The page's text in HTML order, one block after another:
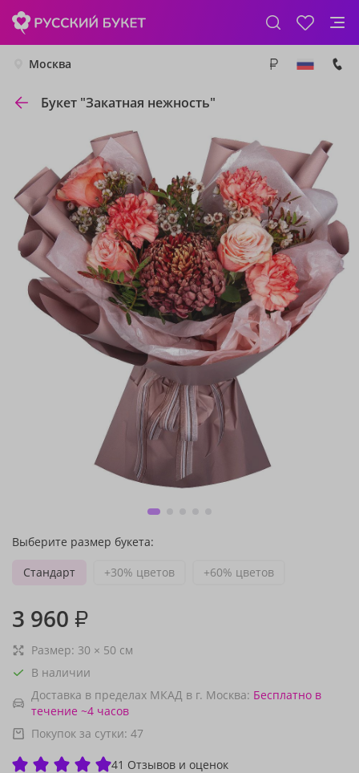
Москва
Букет "Закатная нежность"
Выберите размер букета:
Стандарт
+30% цветов +60% цветов
3 960 ₽
Размер: 30 × 50 см
В наличии
Доставка в пределах МКАД в г. Москва: Бесплатно в
течение ~4 часов
Покупок за сутки: 47
41 Отзывов и оценок